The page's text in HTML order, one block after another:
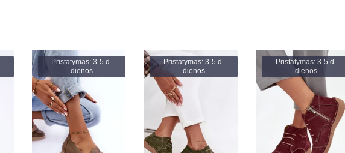
Pristatymas: 3-5 d.
dienos
Pristatymas: 3-5 d.
dienos
Pristatymas: 3-5 d.
dienos